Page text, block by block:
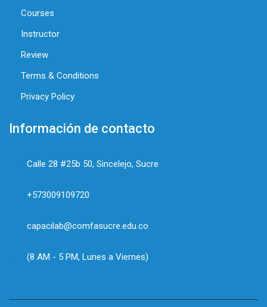
Courses
Instructor
Review
Terms & Conditions
Privacy Policy
Información de contacto
Calle 28 #25b 50, Sincelejo, Sucre
+573009109720
capacilab@comfasucre.edu.co
(8 AM - 5 PM, Lunes a Viernes)